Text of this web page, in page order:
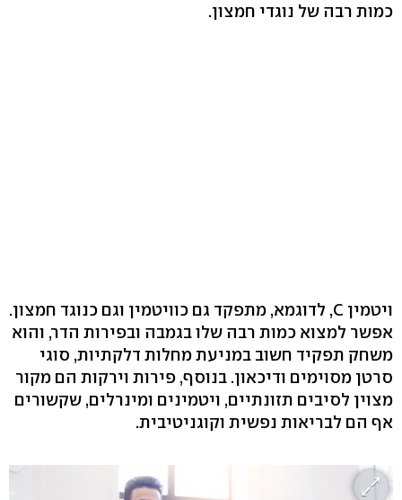
כמות רבה של נוגדי חמצון.
ויטמין C, לדוגמא, מתפקד גם כוויטמין וגם כנוגד חמצון.
אפשר למצוא כמות רבה שלו בגמבה ובפירות הדר, והוא
משחק תפקיד חשוב במניעת מחלות דלקתיות, סוגי
סרטן מסוימים ודיכאון. בנוסף, פירות וירקות הם מקור
מצוין לסיבים תזונתיים, ויטמינים ומינרלים, שקשורים
אף הם לבריאות נפשית וקוגניטיבית.